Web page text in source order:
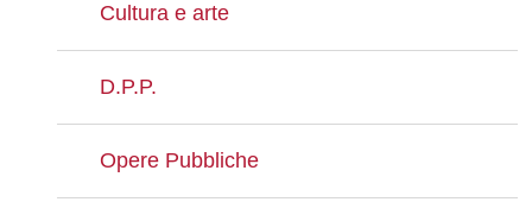
Cultura e arte
D.P.P.
Opere Pubbliche